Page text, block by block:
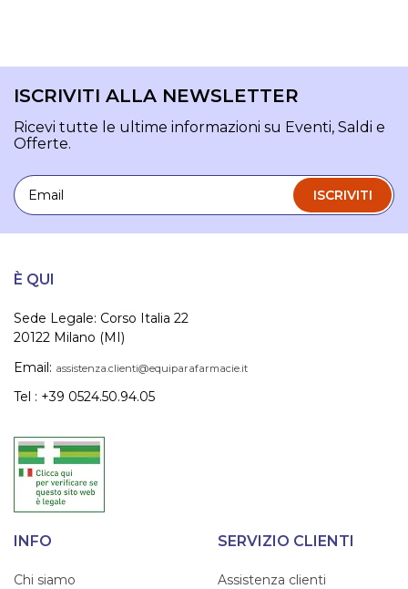
ISCRIVITI ALLA NEWSLETTER
Ricevi tutte le ultime informazioni su Eventi, Saldi e
Offerte.
Email
ISCRIVITI
È QUI
Sede Legale: Corso Italia 22
20122 Milano (MI)
Email: assistenza.clienti@equiparafarmacie.it
Tel : +39 0524.50.94.05
INFO
Chi siamo
SERVIZIO CLIENTI
Assistenza clienti